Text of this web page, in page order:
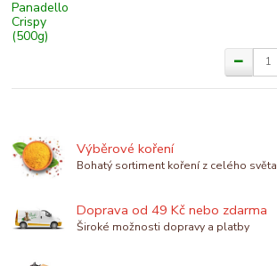
Výběrové koření
Bohatý sortiment koření z celého světa
Doprava od 49 Kč nebo zdarma
Široké možnosti dopravy a platby